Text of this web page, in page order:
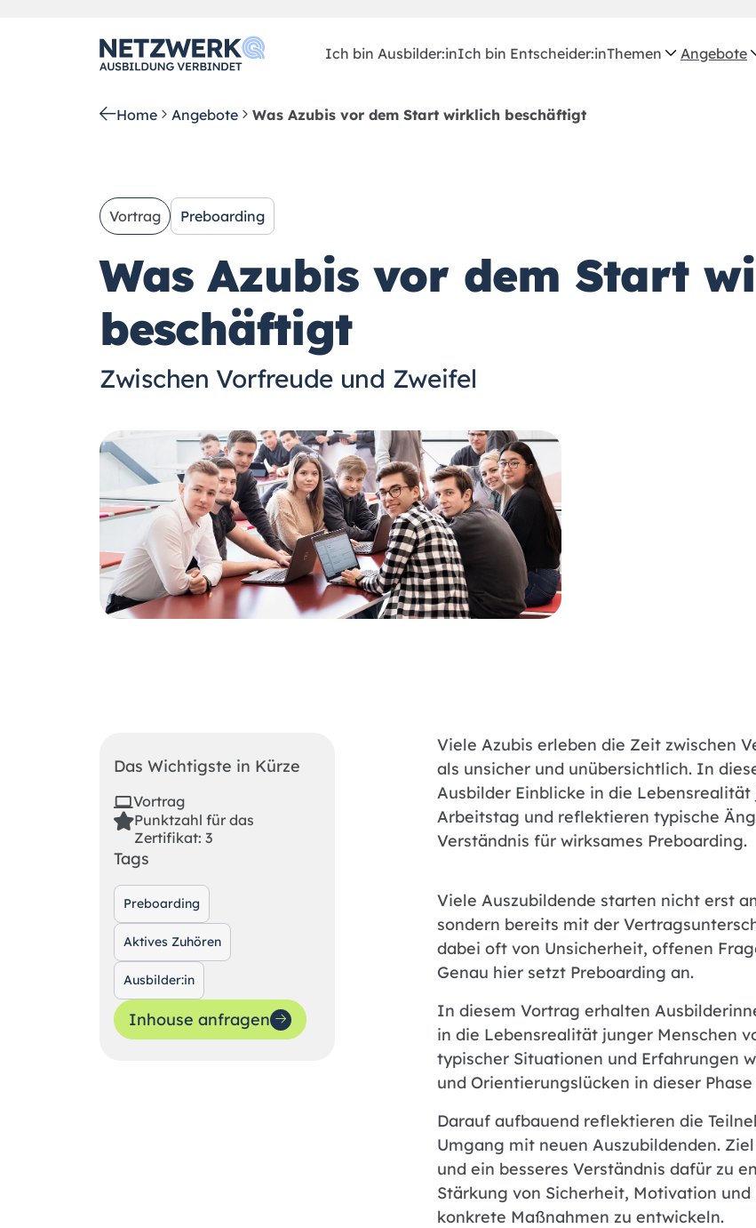
Ich bin Ausbilder:inIch bin Entscheider:inThemen Angebote
Home Angebote Was Azubis vor dem Start wirklich beschäftigt
Vortrag Preboarding
Was Azubis vor dem Start
beschäftigt
Zwischen Vorfreude und Zweifel
Das Wichtigste in Kürze
Vortrag
Punktzahl für das
Zertifikat: 3
Tags
Preboarding
Aktives Zuhören
Ausbilder:in
Inhouse anfragen
Viele Azubis erleben die Zeit zwischen
als unsicher und unübersichtlich. In
Ausbilder Einblicke in die
Arbeitstag und reflektieren typische
Verständnis für wirksames Preboarding.
Viele Auszubildende starten nicht erst
sondern bereits mit der
dabei oft von Unsicherheit, offenen
Genau hier setzt Preboarding an.
In diesem Vortrag erhalten
in die Lebensrealität junger Menschen
typischer Situationen und Erfahrungen
und Orientierungslücken in dieser
Darauf aufbauend reflektieren die
Umgang mit neuen Auszubildenden.
und ein besseres Verständnis dafür zu
Stärkung von Sicherheit, Motivation
konkrete Maßnahmen zu entwickeln.